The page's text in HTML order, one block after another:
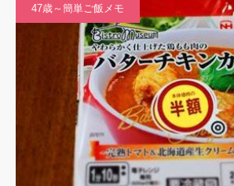
47歳～簡単ご飯メモ